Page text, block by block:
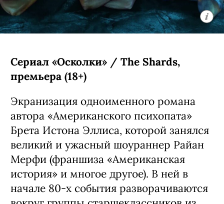
Сериал «Осколки» / The Shards,
премьера (18+)
Экранизация одноименного романа
автора «Американского психопата»
Брета Истона Эллиса, которой занялся
великий и ужасный шоураннер Райан
Мерфи (франшиза «Американская
история» и многое другое). В ней в
начале 80-х события разворачиваются